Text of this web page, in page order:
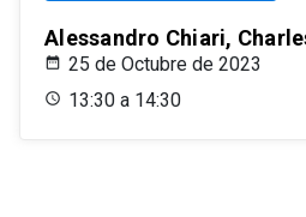
Alessandro Chiari,
25 de Octubre de 2023
13:30 a 14:30